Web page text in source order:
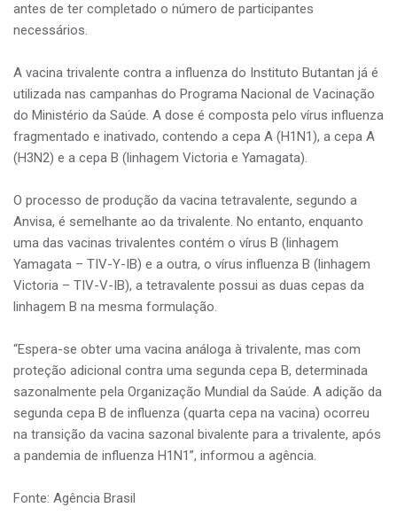
antes de ter completado o número de participantes
necessários.
A vacina trivalente contra a influenza do Instituto Butantan já é
utilizada nas campanhas do Programa Nacional de Vacinação
do Ministério da Saúde. A dose é composta pelo vírus influenza
fragmentado e inativado, contendo a cepa A (H1N1), a cepa A
(H3N2) e a cepa B (linhagem Victoria e Yamagata).
O processo de produção da vacina tetravalente, segundo a
Anvisa, é semelhante ao da trivalente. No entanto, enquanto
uma das vacinas trivalentes contém o vírus B (linhagem
Yamagata – TIV-Y-IB) e a outra, o vírus influenza B (linhagem
Victoria – TIV-V-IB), a tetravalente possui as duas cepas da
linhagem B na mesma formulação.
“Espera-se obter uma vacina análoga à trivalente, mas com
proteção adicional contra uma segunda cepa B, determinada
sazonalmente pela Organização Mundial da Saúde. A adição da
segunda cepa B de influenza (quarta cepa na vacina) ocorreu
na transição da vacina sazonal bivalente para a trivalente, após
a pandemia de influenza H1N1”, informou a agência.
Fonte: Agência Brasil